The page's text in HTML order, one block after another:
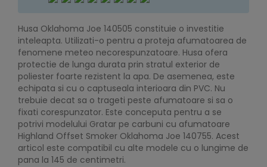
Husa Oklahoma Joe 140505 constituie o investitie
inteleapta. Utilizati-o pentru a proteja afumatoarea de
fenomene meteo necorespunzatoare. Husa ofera
protectie de lunga durata prin stratul exterior de
poliester foarte rezistent la apa. De asemenea, este
echipata si cu o captuseala interioara din PVC. Nu
trebuie decat sa o trageti peste afumatoare si sa o
fixati corespunzator. Este conceputa pentru a se
potrivi modelului Gratar pe carbuni cu afumatoare
Highland Offset Smoker Oklahoma Joe 140755. Acest
articol este compatibil cu alte modele cu o lungime de
pana la 145 de centimetri.